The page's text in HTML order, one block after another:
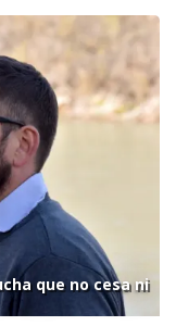
que no cesa ni